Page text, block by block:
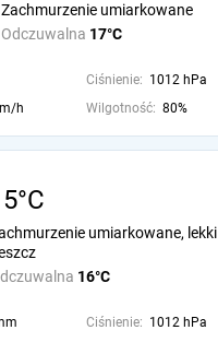
Odczuwalna 17°C
Zachmurzenie umiarkowane
Ciśnienie: 1012 hPa
h Wilgotność: 80%
16°C
umiarkowane, lekki
Ciśnienie: 1012 hPa